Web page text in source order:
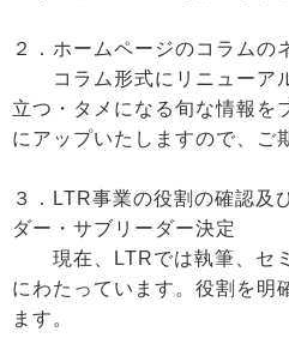
２．ホームページのコラムの
コラム形式にリニューア
立つ・タメになる旬な情報を
にアップいたしますので、ご
３．LTR事業の役割の確認及
ダー・サブリーダー決定
現在、LTRでは執筆、セミ
にわたっています。役割を明
ます。